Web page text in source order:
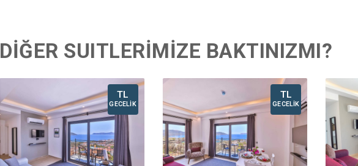
DİĞER SUITLERİMİZE BAKTINIZMI?
TL
GECELİK
TL
GECELİK